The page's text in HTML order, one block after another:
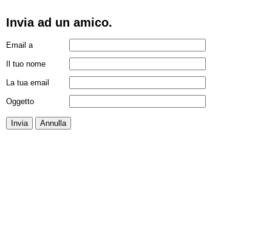
Invia ad un amico.
Email a
Il tuo nome
La tua email
Oggetto
Invia Annulla